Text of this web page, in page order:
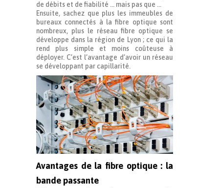
de débits et de fiabilité … mais pas que …
Ensuite, sachez que plus les immeubles de
bureaux connectés à la fibre optique sont
nombreux, plus le réseau fibre optique se
développe dans la région de Lyon ; ce qui la
rend plus simple et moins coûteuse à
déployer. C’est l’avantage d’avoir un réseau
se développant par capillarité.
Avantages de la fibre optique : la
bande passante